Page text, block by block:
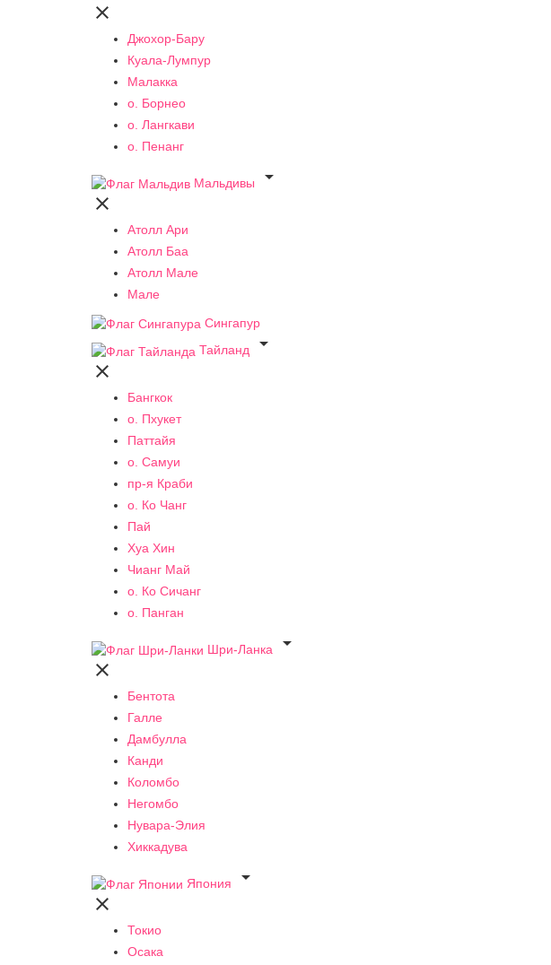

Джохор-Бару
Куала-Лумпур
Малакка
о. Борнео
о. Лангкави
о. Пенанг
Мальдивы


Атолл Ари
Атолл Баа
Атолл Мале
Мале
Сингапур
Тайланд


Бангкок
о. Пхукет
Паттайя
о. Самуи
пр-я Краби
о. Ко Чанг
Пай
Хуа Хин
Чианг Май
о. Ко Сичанг
о. Панган
Шри-Ланка


Бентота
Галле
Дамбулла
Канди
Коломбо
Негомбо
Нувара-Элия
Хиккадува
Япония


Токио
Осака